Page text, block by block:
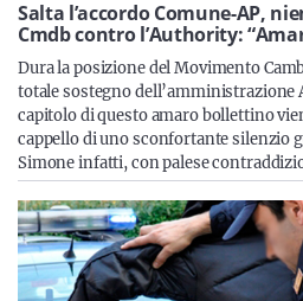
Servizi
Resta sempre aggiornato con le
nostra newsletter
Salta l’accordo Comune-AP,
Cmdb contro l’Authority:
Dura la posizione del Movimento
totale sostegno
capitolo di questo amaro bollettino
cappello di uno sconfortante silenzio
Simone infatti, con palese